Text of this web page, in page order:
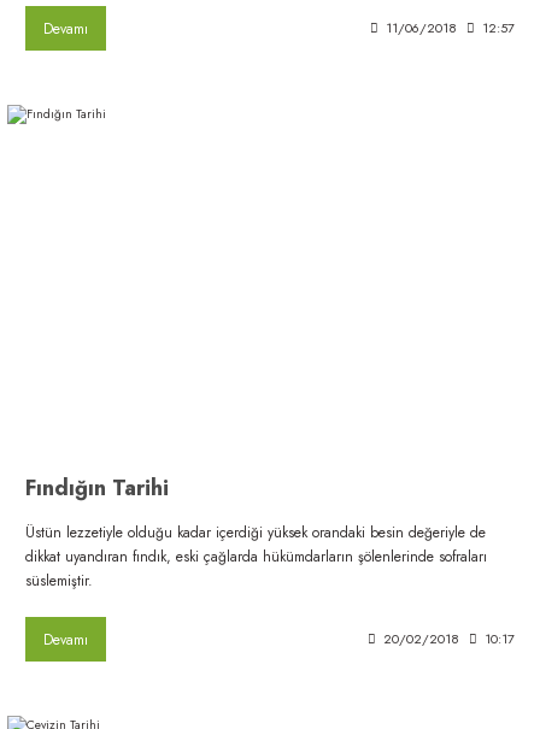
Devamı 11/06/2018 12:57
Fındığın Tarihi
Üstün lezzetiyle olduğu kadar içerdiği yüksek orandaki besin değeriyle de
dikkat uyandıran fındık, eski çağlarda hükümdarların şölenlerinde sofraları
süslemiştir.
Devamı 20/02/2018 10:17